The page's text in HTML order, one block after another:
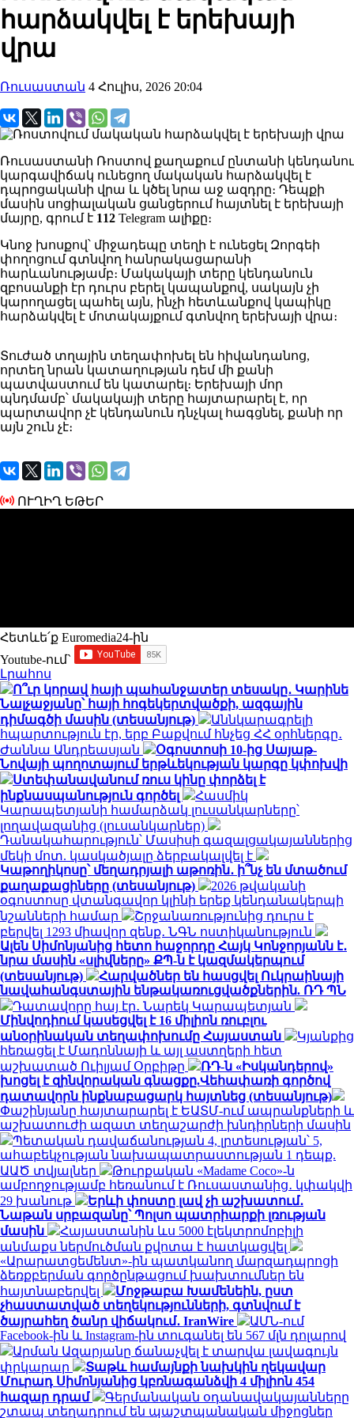
հարձակվել է երեխայի
վրա
Ռուսաստան 4 Հուլիս, 2026 20:04
Ռուսաստանի Ռոստով քաղաքում ընտանի կենդանու
կարգավիճակ ունեցող մակական հարձակվել է
դպրոցականի վրա և կծել նրա աջ ազդրը։ Դեպքի
մասին սոցիալական ցանցերում հայտնել է երեխայի
մայրը, գրում է 112 Telegram ալիքը։
Կնոջ խոսքով՝ միջադեպը տեղի է ունեցել Զորգեի
փողոցում գտնվող հանրակացարանի
հարևանությամբ։ Մակակայի տերը կենդանուն
զբոսանքի էր դուրս բերել կապանքով, սակայն չի
կարողացել պահել այն, ինչի հետևանքով կապիկը
հարձակվել է մոտակայքում գտնվող երեխայի վրա։
Տուժած տղային տեղափոխել են հիվանդանոց,
որտեղ նրան կատաղության դեմ մի քանի
պատվաստում են կատարել։ Երեխայի մոր
պնդմամբ՝ մակակայի տերը հայտարարել է, որ
պարտավոր չէ կենդանուն դնչկալ հագցնել, քանի որ
այն շուն չէ։
ՈՒՂԻՂ ԵԹԵՐ
Հետևե՛ք Euromedia24-ին
Youtube-ում`
Լրահոս
Ո՞ւր կորավ հայի պահանջատեր տեսակը․ Կարինե
Նալչաջյանը՝ հայի հոգեկերտվածքի, ազգային
դիմագծի մասին (տեսանյութ)
Աննկարագրելի
հպարտություն էր, երբ Բաքվում հնչեց ՀՀ օրհներգը․
Ժաննա Անդրեասյան
Օգոստոսի 10-ից Սայաթ-
Նովայի պողոտայում երթևեկության կարգը կփոխվի
Ստեփանավանում ռուս կինը փորձել է
ինքնասպանություն գործել
Հասմիկ
Կարապետյանի համարձակ լուսանկարները՝
լողավազանից (լուսանկարներ)
Դանակահարություն՝ Մասիսի գազալցակայաններից
մեկի մոտ. կասկածյալը ձերբակալվել է
Կաթողիկոսը՝ մեղադրյալի աթոռին․ ի՞նչ են մտածում
քաղաքացիները (տեսանյութ)
2026 թվականի
օգոստոսը վտանգավոր կլինի երեք կենդանակերպի
նշանների համար
Շրջանառությունից դուրս է
բերվել 1293 միավոր զենք․ ՆԳՆ ոստիկանություն
Ալեն Սիմոնյանից հետո հաջորդը Հայկ Կոնջորյանն է․
նրա մասին «սլիվները» ՔՊ-ն է կազմակերպում
(տեսանյութ)
Հարվածներ են հասցվել Ուկրաինայի
նավահանգստային ենթակառուցվածքներին. ՌԴ ՊՆ
Դատավորը հայ էր․ Նարեկ Կարապետյան
Մինվոդիում կասեցվել է 16 միլիոն ռուբլու
անօրինական տեղափոխումը Հայաստան
Կյանքից
հեռացել է Մադոննայի և այլ աստղերի հետ
աշխատած Ուիլյամ Օրբիթը
ՌԴ-ն «Իսկանդերով»
խոցել է զինվորական գնացքը.Վեհափառի գործով
դատավորն ինքնաբացարկ հայտնեց (տեսանյութ)
Փաշինյանը հայտարարել է ԵԱՏՄ-ում ապրանքների և
աշխատուժի ազատ տեղաշարժի խնդիրների մասին
Պետական դավաճանության 4, լրտեսության՝ 5,
ահաբեկչության նախապատրաստության 1 դեպք.
ԱԱԾ տվյալներ
Թուրքական «Madame Coco»-ն
ամբողջությամբ հեռանում է Ռուսաստանից․ կփակվի
29 խանութ
Երևի փոստը լավ չի աշխատում․
Նաթան սրբազանը՝ Պոլսո պատրիարքի լռության
մասին
Հայաստանին ևս 5000 էլեկտրոմոբիլի
անմաքս ներմուծման քվոտա է հատկացվել
«Արարատցեմենտ»-ին պատկանող մարզադպրոցի
ձեռքբերման գործընթացում խախտումներ են
հայտնաբերվել
Մոջթաբա Խամենեին, ըստ
չհաստատված տեղեկությունների, գտնվում է
ծայրահեղ ծանր վիճակում․ IranWire
ԱՄՆ-ում
Facebook-ին և Instagram-ին տուգանել են 567 մլն դոլարով
Արման Ազարյանը ճանաչվել է տարվա լավագույն
փրկարար
Տաթև համայնքի նախկին ղեկավար
Մուրադ Սիմոնյանից կբռնագանձվի 4 միլիոն 454
հազար դրամ
Գերմանական օդանավակայանները
շտապ տեղադրում են պաշտպանական միջոցներ